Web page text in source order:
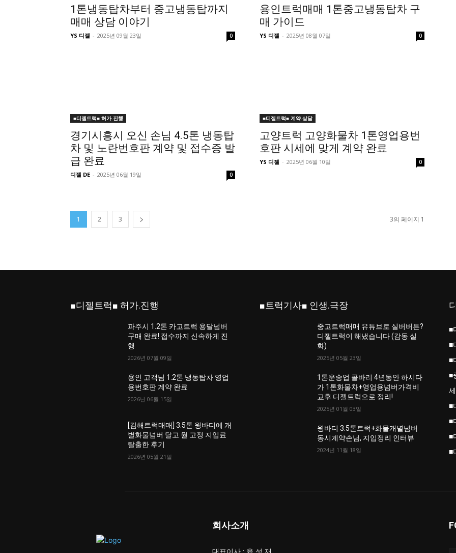
1톤냉동탑차부터 중고냉동탑까지
매매 상담 이야기
YS 디젤 - 2025년 09월 23일 0
용인트럭매매 1톤중고냉동탑차 구
매 가이드
YS 디젤 - 2025년 08월 07일 0
■디젤트럭■ 허가.진행
경기시흥시 오신 손님 4.5톤 냉동탑
차 및 노란번호판 계약 및 접수증 발
급 완료
디젤 DE - 2025년 06월 19일 0
■디젤트럭■ 계약.상담
고양트럭 고양화물차 1톤영업용번
호판 시세에 맞게 계약 완료
YS 디젤 - 2025년 06월 10일 0
1 2 3 3의 페이지 1
■디젤트럭■ 허가.진행
파주시 1.2톤 카고트럭 용달넘버
구매 완료! 접수까지 신속하게 진
행
2026년 07월 09일
용인 고객님 1.2톤 냉동탑차 영업
용번호판 계약 완료
2026년 06월 15일
[김해트럭매매] 3.5톤 윙바디에 개
별화물넘버 달고 월 고정 지입료
탈출한 후기
2026년 05월 21일
■트럭기사■ 인생.극장
중고트럭매매 유튜브로 실버버튼?
디젤트럭이 해냈습니다 (감동 실
화)
2025년 05월 23일
1톤운송업 콜바리 4년동안 하시다
가 1톤화물차+영업용넘버가격비
교후 디젤트럭으로 정리!
2025년 01월 03일
윙바디 3.5톤트럭+화물개별넘버
동시계약손님, 지입정리 인터뷰
2024년 11월 18일
■
■
■
■
■
■
■
■
회사소개